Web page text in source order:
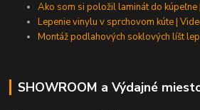
Ako som si položil laminát do kúpeľne
Lepenie vinylu v sprchovom kúte |
Montáž podlahových soklových líšt
SHOWROOM a Výdajné